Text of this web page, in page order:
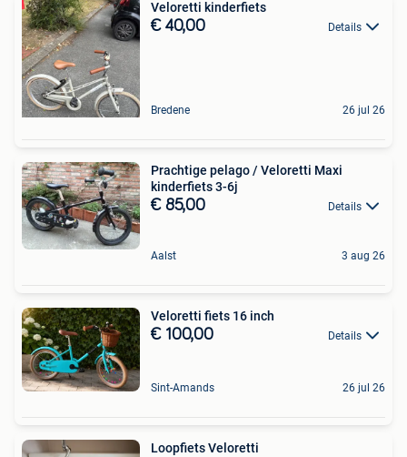
Veloretti kinderfiets
€ 40,00 Details
Bredene 26 jul 26
Prachtige pelago / Veloretti Maxi
kinderfiets 3-6j
€ 85,00 Details
Aalst 3 aug 26
Veloretti fiets 16 inch
€ 100,00 Details
Sint-Amands 26 jul 26
Loopfiets Veloretti